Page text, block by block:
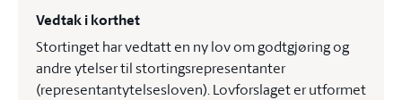
Vedtak i korthet
Stortinget har vedtatt en ny lov om godtgjøring og
andre ytelser til stortingsrepresentanter
(representantytelsesloven). Lovforslaget er utformet